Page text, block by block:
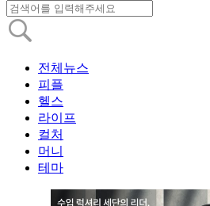
전체뉴스
피플
헬스
라이프
컬처
머니
테마